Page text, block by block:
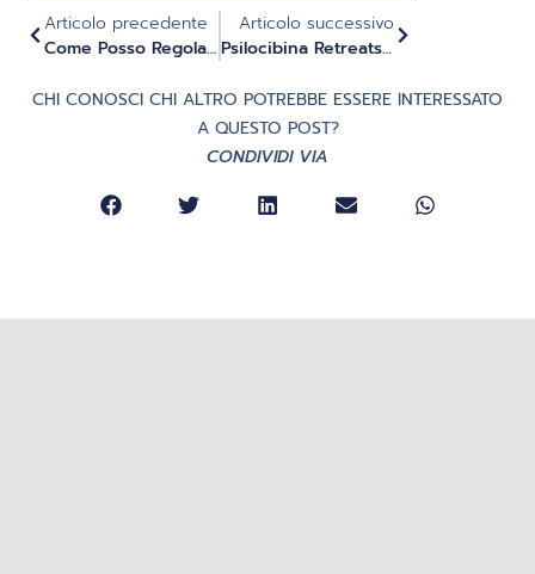
Articolo precedente
Come Posso Regolare Il Mio Sistema Nervoso Con Il Movimento?
Articolo successivo
Psilocibina Retreats Privata O Di Gruppo: Qual È La Migliore?
CHI CONOSCI CHI ALTRO POTREBBE ESSERE INTERESSATO
A QUESTO POST?
CONDIVIDI VIA